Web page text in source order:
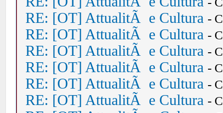
RE: [OT] AttualitÃ e Cultura -
RE: [OT] AttualitÃ e Cultura -
RE: [OT] AttualitÃ e Cultura -
RE: [OT] AttualitÃ e Cultura -
RE: [OT] AttualitÃ e Cultura -
RE: [OT] AttualitÃ e Cultura -